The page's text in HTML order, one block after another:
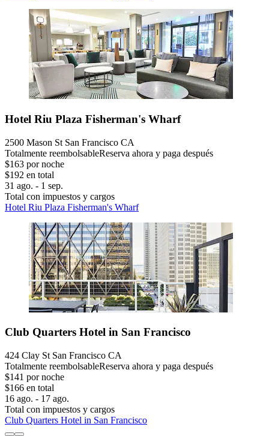
Hotel Riu Plaza Fisherman's Wharf
2500 Mason St San Francisco CA
Totalmente reembolsableReserva ahora y paga después
$163 por noche
$192 en total
31 ago. - 1 sep.
Total con impuestos y cargos
Hotel Riu Plaza Fisherman's Wharf
Club Quarters Hotel in San Francisco
424 Clay St San Francisco CA
Totalmente reembolsableReserva ahora y paga después
$141 por noche
$166 en total
16 ago. - 17 ago.
Total con impuestos y cargos
Club Quarters Hotel in San Francisco